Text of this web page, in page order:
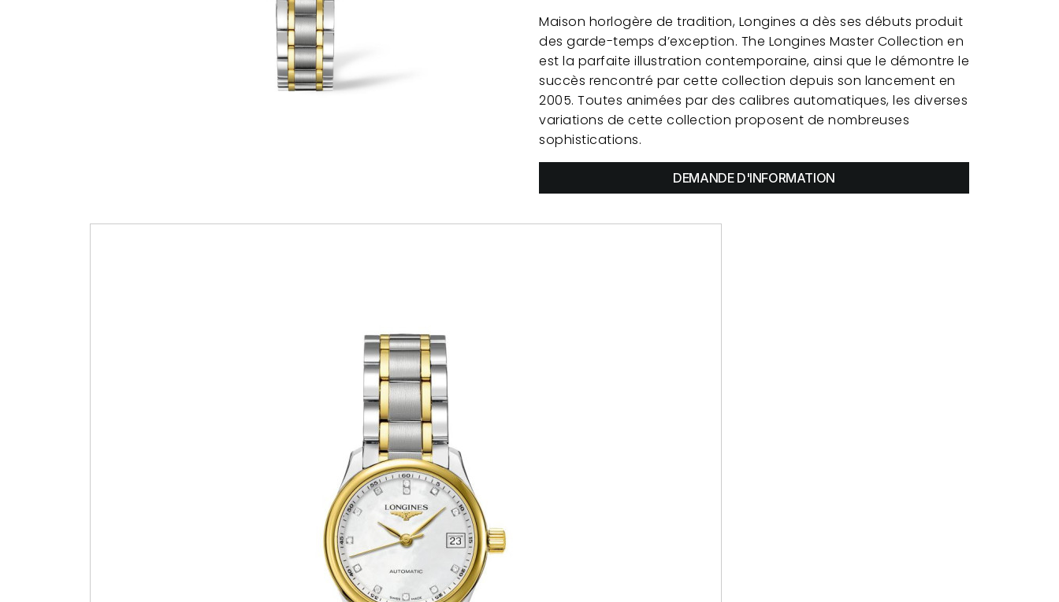
Maison horlogère de tradition, Longines a dès ses débuts produit
des garde-temps d’exception. The Longines Master Collection en
est la parfaite illustration contemporaine, ainsi que le démontre le
succès rencontré par cette collection depuis son lancement en
2005. Toutes animées par des calibres automatiques, les diverses
variations de cette collection proposent de nombreuses
sophistications.
DEMANDE D'INFORMATION